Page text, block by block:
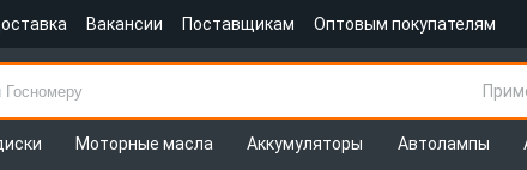
Вакансии Поставщикам Оптовым покупателям
Моторные масла Аккумуляторы Автолампы